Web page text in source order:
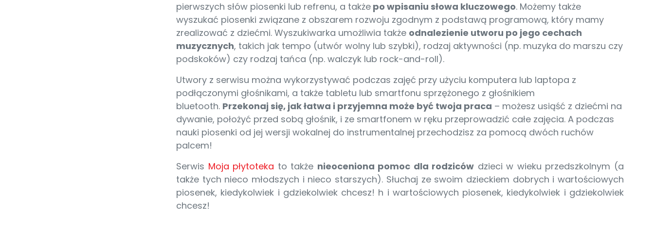
pierwszych słów piosenki lub refrenu, a także po wpisaniu słowa kluczowego. Możemy także
wyszukać piosenki związane z obszarem rozwoju zgodnym z podstawą programową, który mamy
zrealizować z dziećmi. Wyszukiwarka umożliwia także odnalezienie utworu po jego cechach
muzycznych, takich jak tempo (utwór wolny lub szybki), rodzaj aktywności (np. muzyka do marszu czy
podskoków) czy rodzaj tańca (np. walczyk lub rock-and-roll).
Utwory z serwisu można wykorzystywać podczas zajęć przy użyciu komputera lub laptopa z
podłączonymi głośnikami, a także tabletu lub smartfonu sprzężonego z głośnikiem
bluetooth. Przekonaj się, jak łatwa i przyjemna może być twoja praca – możesz usiąść z dziećmi na
dywanie, położyć przed sobą głośnik, i ze smartfonem w ręku przeprowadzić całe zajęcia. A podczas
nauki piosenki od jej wersji wokalnej do instrumentalnej przechodzisz za pomocą dwóch ruchów
palcem!
Serwis Moja płytoteka to także nieoceniona pomoc dla rodziców dzieci w wieku przedszkolnym (a
także tych nieco młodszych i nieco starszych). Słuchaj ze swoim dzieckiem dobrych i wartościowych
piosenek, kiedykolwiek i gdziekolwiek chcesz! h i wartościowych piosenek, kiedykolwiek i gdziekolwiek
chcesz!